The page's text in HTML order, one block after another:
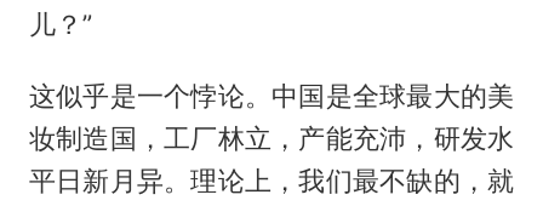
儿？”
这似乎是一个悖论。中国是全球最大的美
妆制造国，工厂林立，产能充沛，研发水
平日新月异。理论上，我们最不缺的，就